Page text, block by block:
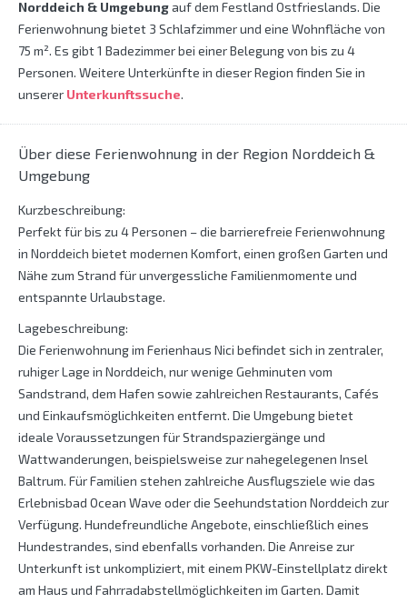
Norddeich & Umgebungauf dem Festland Ostfrieslands. Die
Ferienwohnung bietet 3 Schlafzimmer und eine Wohnfläche von
75 m². Es gibt 1 Badezimmer bei einer Belegung von bis zu 4
Personen. Weitere Unterkünfte in dieser Region finden Sie in
unserer Unterkunftssuche.
Über diese Ferienwohnung in der Region Norddeich &
Umgebung
Kurzbeschreibung:
Perfekt für bis zu 4 Personen – die barrierefreie Ferienwohnung
in Norddeich bietet modernen Komfort, einen großen Garten und
Nähe zum Strand für unvergessliche Familienmomente und
entspannte Urlaubstage.
Lagebeschreibung:
Die Ferienwohnung im Ferienhaus Nici befindet sich in zentraler,
ruhiger Lage in Norddeich, nur wenige Gehminuten vom
Sandstrand, dem Hafen sowie zahlreichen Restaurants, Cafés
und Einkaufsmöglichkeiten entfernt. Die Umgebung bietet
ideale Voraussetzungen für Strandspaziergänge und
Wattwanderungen, beispielsweise zur nahegelegenen Insel
Baltrum. Für Familien stehen zahlreiche Ausflugsziele wie das
Erlebnisbad Ocean Wave oder die Seehundstation Norddeich zur
Verfügung. Hundefreundliche Angebote, einschließlich eines
Hundestrandes, sind ebenfalls vorhanden. Die Anreise zur
Unterkunft ist unkompliziert, mit einem PKW-Einstellplatz direkt
am Haus und Fahrradabstellmöglichkeiten im Garten. Damit